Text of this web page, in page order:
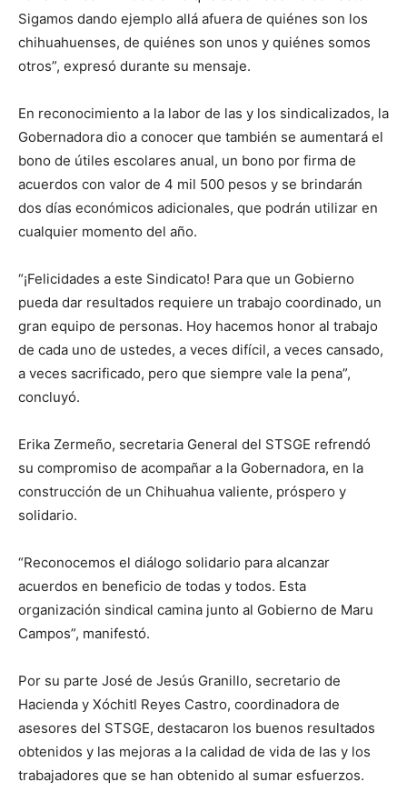
Sigamos dando ejemplo allá afuera de quiénes son los
chihuahuenses, de quiénes son unos y quiénes somos
otros”, expresó durante su mensaje.
En reconocimiento a la labor de las y los sindicalizados, la
Gobernadora dio a conocer que también se aumentará el
bono de útiles escolares anual, un bono por firma de
acuerdos con valor de 4 mil 500 pesos y se brindarán
dos días económicos adicionales, que podrán utilizar en
cualquier momento del año.
“¡Felicidades a este Sindicato! Para que un Gobierno
pueda dar resultados requiere un trabajo coordinado, un
gran equipo de personas. Hoy hacemos honor al trabajo
de cada uno de ustedes, a veces difícil, a veces cansado,
a veces sacrificado, pero que siempre vale la pena”,
concluyó.
Erika Zermeño, secretaria General del STSGE refrendó
su compromiso de acompañar a la Gobernadora, en la
construcción de un Chihuahua valiente, próspero y
solidario.
“Reconocemos el diálogo solidario para alcanzar
acuerdos en beneficio de todas y todos. Esta
organización sindical camina junto al Gobierno de Maru
Campos”, manifestó.
Por su parte José de Jesús Granillo, secretario de
Hacienda y Xóchitl Reyes Castro, coordinadora de
asesores del STSGE, destacaron los buenos resultados
obtenidos y las mejoras a la calidad de vida de las y los
trabajadores que se han obtenido al sumar esfuerzos.